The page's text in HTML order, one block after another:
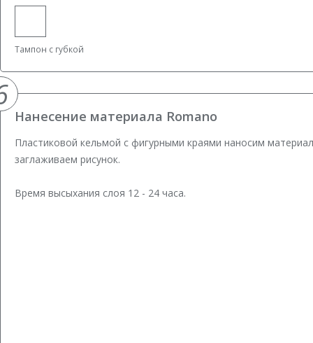
Тампон с губкой
Нанесение материала Romano
Пластиковой кельмой с фигурными краями наносим
заглаживаем рисунок.
Время высыхания слоя 12 - 24 часа.